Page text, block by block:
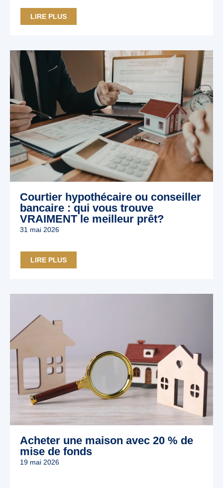
LIRE PLUS
Courtier hypothécaire ou conseiller
bancaire : qui vous trouve
VRAIMENT le meilleur prêt?
31 mai 2026
LIRE PLUS
Acheter une maison avec 20 % de
mise de fonds
19 mai 2026